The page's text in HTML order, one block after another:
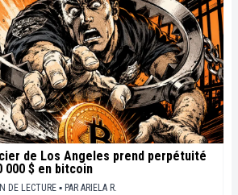
de Los Angeles prend perpétuité
000 $ en bitcoin
DE LECTURE ▪ PAR ARIELA R.